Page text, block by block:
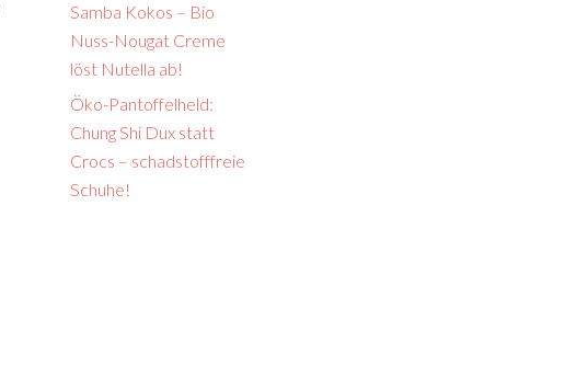
Samba Kokos – Bio
Nuss-Nougat Creme
löst Nutella ab!
Öko-Pantoffelheld:
Chung Shi Dux statt
Crocs – schadstofffreie
Schuhe!